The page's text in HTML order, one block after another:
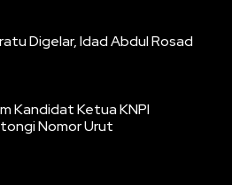
Digelar, Idad Abdul Rosad
Kandidat Ketua KNPI
Nomor Urut